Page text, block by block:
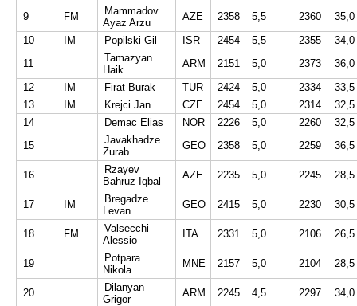
9 FM
Mammadov
Ayaz Arzu
AZE 2358 5,5 2360
35,0
10
IM Popilski Gil ISR 2454 5,5 2355
34,0
11
Tamazyan
Haik
ARM 2151 5,0 2373
36,0
12
IM Firat Burak TUR 2424 5,0 2334
33,5
13
IM Krejci Jan CZE 2454 5,0 2314
32,5
14
Demac Elias NOR 2226 5,0 2260
32,5
15
Javakhadze
Zurab
GEO 2358 5,0 2259 36,5
16
Rzayev
Bahruz Iqbal
AZE 2235 5,0 2245 28,5
17 IM
Bregadze
Levan
GEO 2415 5,0 2230 30,5
18 FM
Valsecchi
Alessio
ITA 2331 5,0 2106 26,5
19
Potpara
Nikola
MNE 2157 5,0 2104 28,5
20
Dilanyan
Grigor
ARM 2245 4,5 2297 34,0